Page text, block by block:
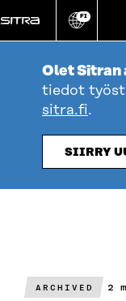
suoraan
sisältöön
Vaihda
kieli
FI
Olet
tiedot
sitra.fi.
SIIRRY
ARCHIVED 2